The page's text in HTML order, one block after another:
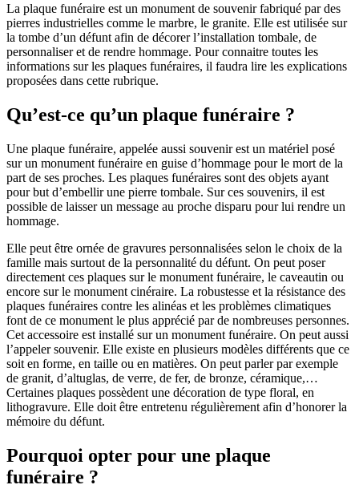
La plaque funéraire est un monument de souvenir fabriqué par des
pierres industrielles comme le marbre, le granite. Elle est utilisée sur
la tombe d’un défunt afin de décorer l’installation tombale, de
personnaliser et de rendre hommage. Pour connaitre toutes les
informations sur les plaques funéraires, il faudra lire les explications
proposées dans cette rubrique.
Qu’est-ce qu’un plaque funéraire ?
Une plaque funéraire, appelée aussi souvenir est un matériel posé
sur un monument funéraire en guise d’hommage pour le mort de la
part de ses proches. Les plaques funéraires sont des objets ayant
pour but d’embellir une pierre tombale. Sur ces souvenirs, il est
possible de laisser un message au proche disparu pour lui rendre un
hommage.
Elle peut être ornée de gravures personnalisées selon le choix de la
famille mais surtout de la personnalité du défunt. On peut poser
directement ces plaques sur le monument funéraire, le caveautin ou
encore sur le monument cinéraire. La robustesse et la résistance des
plaques funéraires contre les alinéas et les problèmes climatiques
font de ce monument le plus apprécié par de nombreuses personnes.
Cet accessoire est installé sur un monument funéraire. On peut aussi
l’appeler souvenir. Elle existe en plusieurs modèles différents que ce
soit en forme, en taille ou en matières. On peut parler par exemple
de granit, d’altuglas, de verre, de fer, de bronze, céramique,…
Certaines plaques possèdent une décoration de type floral, en
lithogravure. Elle doit être entretenu régulièrement afin d’honorer la
mémoire du défunt.
Pourquoi opter pour une plaque
funéraire ?